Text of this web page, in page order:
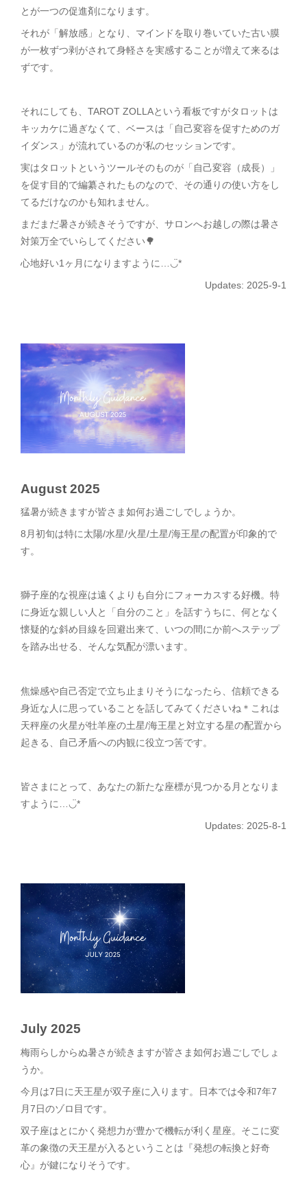
とが一つの促進剤になります。
それが「解放感」となり、マインドを取り巻いていた古い膜
が一枚ずつ剥がされて身軽さを実感することが増えて来るは
ずです。
それにしても、TAROT ZOLLAという看板ですがタロットは
キッカケに過ぎなくて、ベースは「自己変容を促すためのガ
イダンス」が流れているのが私のセッションです。
実はタロットというツールそのものが「自己変容（成長）」
を促す目的で編纂されたものなので、その通りの使い方をし
てるだけなのかも知れません。
まだまだ暑さが続きそうですが、サロンへお越しの際は暑さ
対策万全でいらしてください🌳
心地好い1ヶ月になりますように…◡̈*
Updates: 2025-9-1
August 2025
猛暑が続きますが皆さま如何お過ごしでしょうか。
8月初旬は特に太陽/水星/火星/土星/海王星の配置が印象的で
す。
獅子座的な視座は遠くよりも自分にフォーカスする好機。特
に身近な親しい人と「自分のこと」を話すうちに、何となく
懐疑的な斜め目線を回避出来て、いつの間にか前へステップ
を踏み出せる、そんな気配が漂います。
焦燥感や自己否定で立ち止まりそうになったら、信頼できる
身近な人に思っていることを話してみてくださいね＊これは
天秤座の火星が牡羊座の土星/海王星と対立する星の配置から
起きる、自己矛盾への内観に役立つ筈です。
皆さまにとって、あなたの新たな座標が見つかる月となりま
すように…◡̈*
Updates: 2025-8-1
July 2025
梅雨らしからぬ暑さが続きますが皆さま如何お過ごしでしょ
うか。
今月は7日に天王星が双子座に入ります。日本では令和7年7
月7日のゾロ目です。
双子座はとにかく発想力が豊かで機転が利く星座。そこに変
革の象徴の天王星が入るということは『発想の転換と好奇
心』が鍵になりそうです。